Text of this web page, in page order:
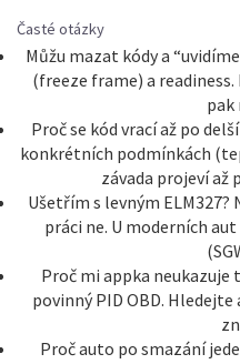
Časté otázky
Můžu mazat kódy a
(freeze frame) a
pak
Proč se kód vrací až po
konkrétních podmínkách
závada projeví až
Ušetřím s levným
práci ne. U moderních
Proč mi appka
povinný PID OBD.
Proč auto po smazání